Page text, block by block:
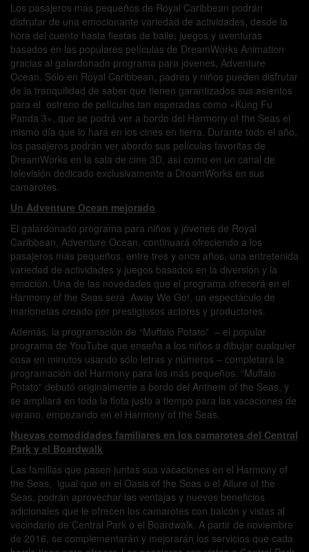
Los pasajeros más pequeños de Royal Caribbean podrán
disfrutar de una emocionante variedad de actividades, desde la
hora del cuento hasta fiestas de baile, juegos y aventuras
basados en las populares películas de DreamWorks Animation
gracias al galardonado programa para jóvenes, Adventure
Ocean. Sólo en Royal Caribbean, padres y niños pueden disfrutar
de la tranquilidad de saber que tienen garantizados sus asientos
para el estreno de películas tan esperadas como «Kung Fu
Panda 3», que se podrá ver a bordo del Harmony of the Seas el
mismo día que lo hará en los cines en tierra. Durante todo el año,
los pasajeros podrán ver abordo sus películas favoritas de
DreamWorks en la sala de cine 3D, así como en un canal de
televisión dedicado exclusivamente a DreamWorks en sus
camarotes.
Un Adventure Ocean mejorado
El galardonado programa para niños y jóvenes de Royal
Caribbean, Adventure Ocean, continuará ofreciendo a los
pasajeros más pequeños, entre tres y once años, una entretenida
variedad de actividades y juegos basados en la diversión y la
emoción. Una de las novedades que el programa ofrecerá en el
Harmony of the Seas será Away We Go!, un espectáculo de
marionetas creado por prestigiosos actores y productores.
Además, la programación de “Muffalo Potato” – el popular
programa de YouTube que enseña a los niños a dibujar cualquier
cosa en minutos usando sólo letras y números – completará la
programación del Harmony para los más pequeños. “Muffalo
Potato” debutó originalmente a bordo del Anthem of the Seas, y
se ampliará en toda la flota justo a tiempo para las vacaciones de
verano, empezando en el Harmony of the Seas.
Nuevas comodidades familiares en los camarotes del Central
Park y el Boardwalk
Las familias que pasen juntas sus vacaciones en el Harmony of
the Seas, igual que en el Oasis of the Seas o el Allure of the
Seas, podrán aprovechar las ventajas y nuevos beneficios
adicionales que le ofrecen los camarotes con balcón y vistas al
vecindario de Central Park o el Boardwalk. A partir de noviembre
de 2016, se complementarán y mejorarán los servicios que cada